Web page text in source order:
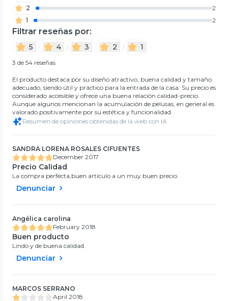
2
2
1
2
Filtrar reseñas por:
5 4 3 2 1
3 de 54 reseñas
El producto destaca por su diseño atractivo, buena calidad y tamaño
adecuado, siendo útil y práctico para la entrada de la casa. Su precio es
considerado accesible y ofrece una buena relación calidad-precio.
Aunque algunos mencionan la acumulación de pelusas, en general es
valorado positivamente por su estética y funcionalidad.
Resumen de opiniones obtenidas de la web con IA
SANDRA LORENA ROSALES CIFUENTES
December 2017
Precio Calidad
La compra perfecta,buen artículo a un muy buen precio.
Denunciar
Angélica carolina
February 2018
Buen producto
Lindo y de buena calidad.
Denunciar
MARCOS SERRANO
April 2018